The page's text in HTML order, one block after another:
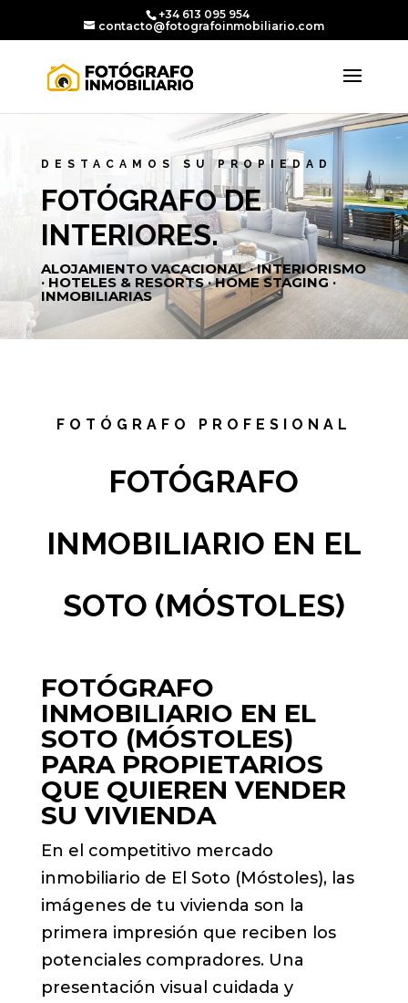
+34 613 095 954
contacto@fotografoinmobiliario.com
DESTACAMOS SU PROPIEDAD
FOTÓGRAFO DE
INTERIORES.
ALOJAMIENTO VACACIONAL · INTERIORISMO
· HOTELES & RESORTS · HOME STAGING ·
INMOBILIARIAS
FOTÓGRAFO PROFESIONAL
FOTÓGRAFO
INMOBILIARIO EN EL
SOTO (MÓSTOLES)
FOTÓGRAFO
INMOBILIARIO EN EL
SOTO (MÓSTOLES)
PARA PROPIETARIOS
QUE QUIEREN VENDER
SU VIVIENDA
En el competitivo mercado
inmobiliario de El Soto (Móstoles), las
imágenes de tu vivienda son la
primera impresión que reciben los
potenciales compradores. Una
presentación visual cuidada y